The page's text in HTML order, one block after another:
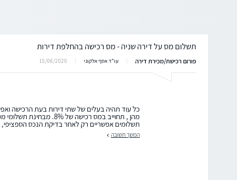
תשלום מס על דירה שניה - מס רכישה בהחלפת דירות
פורום רכישת/מכירת דירה עו"ד אסף אלקוני 15/06/2020
כל עוד תהיה בעלים של שתי דירות בעת הרכישה
מהן , תחוייב במס רכישה של
תשלומים אפשריים רק לאחר בדיקת הנכס הספציפי,
המשך תשובה